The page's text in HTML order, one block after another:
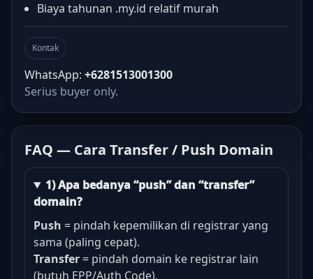
Biaya tahunan .my.id relatif murah
Kontak
WhatsApp: +6281513001300
Serius buyer only.
FAQ — Cara Transfer / Push Domain
1) Apa bedanya “push” dan “transfer”
domain?
Push = pindah kepemilikan di registrar yang
sama (paling cepat).
Transfer = pindah domain ke registrar lain
(butuh EPP/Auth Code).